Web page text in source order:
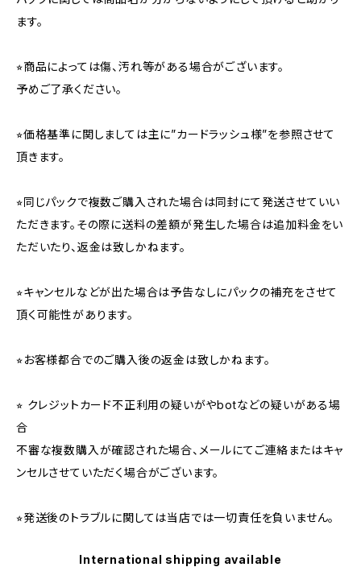
ます。
⭐︎商品によっては傷、汚れ等がある場合がございます。
予めご了承ください。
⭐︎価格基準に関しましては主に”カードラッシュ様”を参照させて
頂きます。
⭐︎同じパックで複数ご購入された場合は同封にて発送させていい
ただきます。その際に送料の差額が発生した場合は追加料金をい
ただいたり、返金は致しかねます。
⭐︎キャンセルなどが出た場合は予告なしにパックの補充をさせて
頂く可能性があります。
⭐︎お客様都合でのご購入後の返金は致しかねます。
⭐︎ クレジットカード不正利用の疑いがやbotなどの疑いがある場
合
不審な複数購入が確認された場合、メールにてご連絡またはキャ
ンセルさせていただく場合がございます。
⭐︎発送後のトラブルに関しては当店では一切責任を負いません。
International shipping available